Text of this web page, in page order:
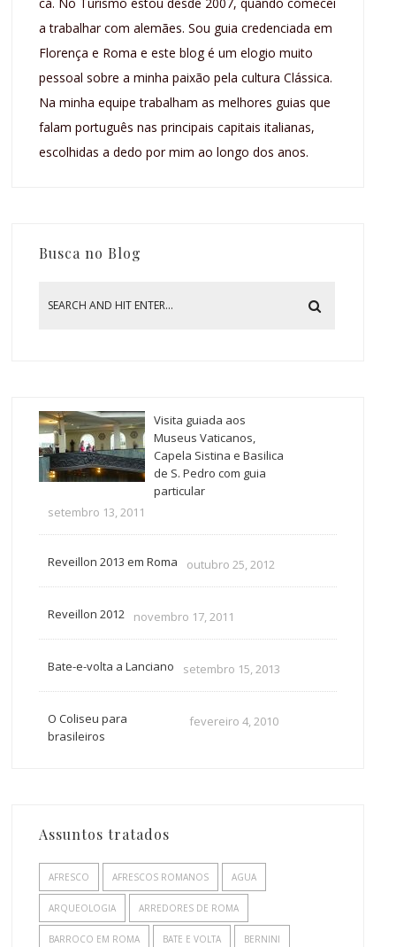
a trabalhar com alemães. Sou guia credenciada em
Florença e Roma e este blog é um elogio muito
pessoal sobre a minha paixão pela cultura Clássica.
Na minha equipe trabalham as melhores guias que
falam português nas principais capitais italianas,
escolhidas a dedo por mim ao longo dos anos.
Busca no Blog
Visita guiada aos
Museus Vaticanos,
Capela Sistina e Basilica
de S. Pedro com guia
particular
setembro 13, 2011
Reveillon 2013 em Roma outubro 25, 2012
Reveillon 2012 novembro 17, 2011
Bate-e-volta a Lanciano setembro 15, 2013
O Coliseu para
brasileiros
fevereiro 4, 2010
Assuntos tratados
AFRESCO AFRESCOS ROMANOS AGUA
ARQUEOLOGIA ARREDORES DE ROMA
BARROCO EM ROMA BATE E VOLTA BERNINI